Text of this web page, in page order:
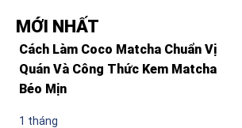
MỚI NHẤT
Cách Làm Coco Matcha Chuẩn Vị
Quán Và Công Thức Kem Matcha
Béo Mịn
1 tháng